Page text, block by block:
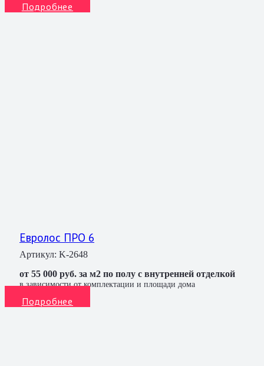
Подробнее
Евролос ПРО 6
Артикул: K-2648
от 55 000 руб. за м2 по полу с внутренней отделкой
в зависимости от комплектации и площади дома
Подробнее